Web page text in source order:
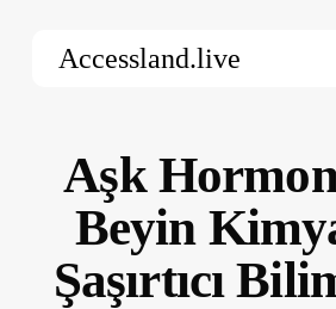
Accessland.live
Aşk
Beyin
Şaşırtıcı